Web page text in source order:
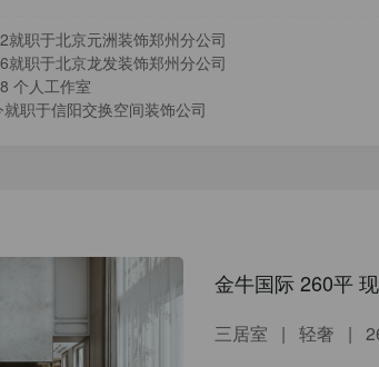
就职于北京元洲装饰郑州分公司
就职于北京龙发装饰郑州分公司
个人工作室
职于信阳交换空间装饰公司
金牛国际 260平
三居室 | 轻奢 |